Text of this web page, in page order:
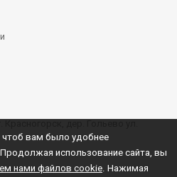
вам было удобнее
использование сайта, вы
нами файлов cookie . Нажимая